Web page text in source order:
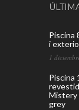
Piscina
i
1
Piscina
Mistery
grey